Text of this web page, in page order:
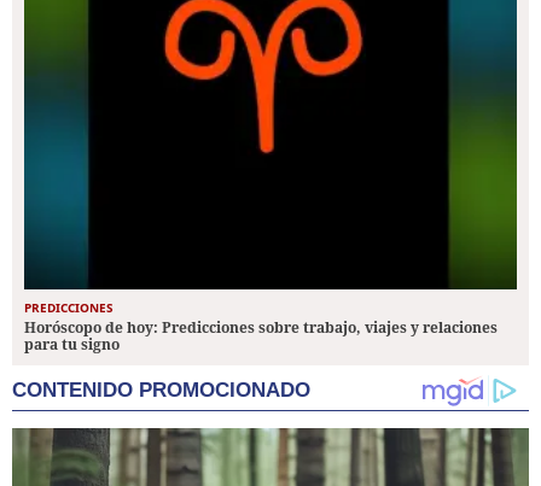
PREDICCIONES
Horóscopo de hoy: Predicciones sobre trabajo, viajes y relaciones
para tu signo
CONTENIDO PROMOCIONADO